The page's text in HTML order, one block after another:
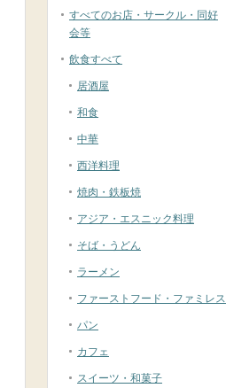
すべてのお店・サークル・同好
会等
飲食すべて
居酒屋
和食
中華
西洋料理
焼肉・鉄板焼
アジア・エスニック料理
そば・うどん
ラーメン
ファーストフード・ファミレス
パン
カフェ
スイーツ・和菓子